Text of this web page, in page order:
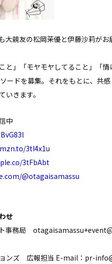
大親友の松岡茉優と伊藤沙莉が
と」「モヤモヤしてること」「
ードを募集。それをもとに、共
きます。
中
3tI4x1u
3tFbAbt
@otagaisamassu
せ
事務局
ンズ 広報担当 E-mail：pr-